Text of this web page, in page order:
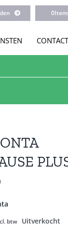
0
btw Uitverkocht